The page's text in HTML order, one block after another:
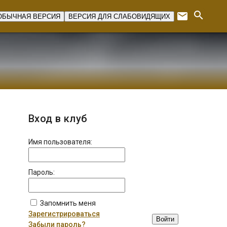
ВЕРСИЯ ВЕРСИЯ ДЛЯ СЛАБОВИДЯЩИХ email search
Вход в клуб
Имя пользователя:
Пароль:
Запомнить меня
Войти
Зарегистрироваться
Забыли пароль?